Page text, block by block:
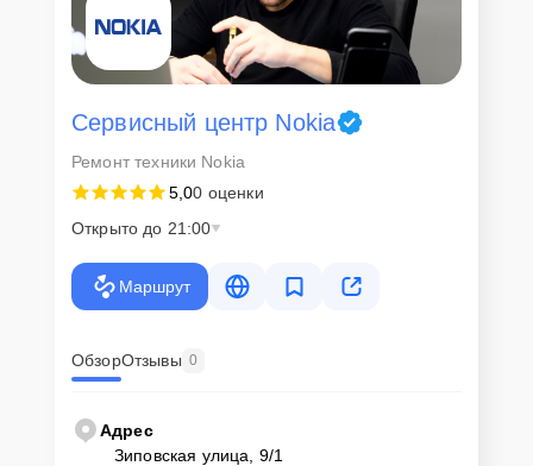
Сервисный центр Nokia
Ремонт техники Nokia
5,00 оценки
Открыто до 21:00
Маршрут
ОбзорОтзывы 0
Адрес
Зиповская улица, 9/1